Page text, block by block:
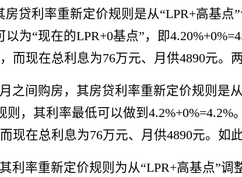
房贷利率重新定价规则是从“LPR+高基
为“现在的LPR+0基点”，即
而现在总利息为76万元、月供4890元。
之间购房，其房贷利率重新定价规则是
则，其利率最低可以做到
现在总利息为76万元、月供4890元。如
利率重新定价规则为从“LPR+高基点”